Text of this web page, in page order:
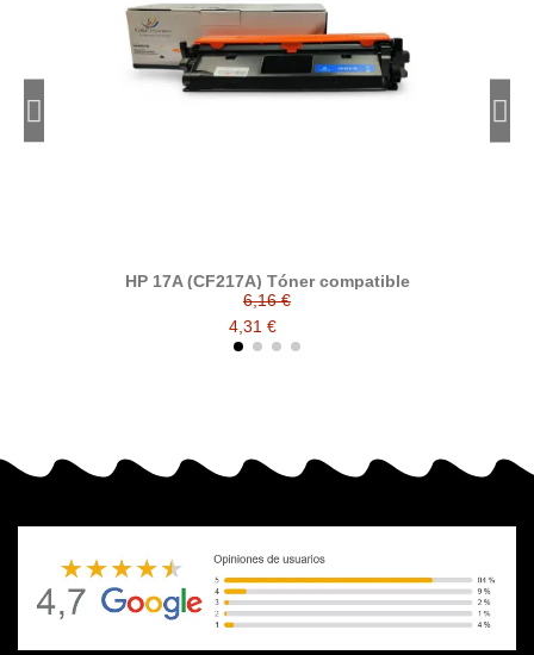
HP 17A (CF217A) Tóner compatible
6,16 €
4,31 €